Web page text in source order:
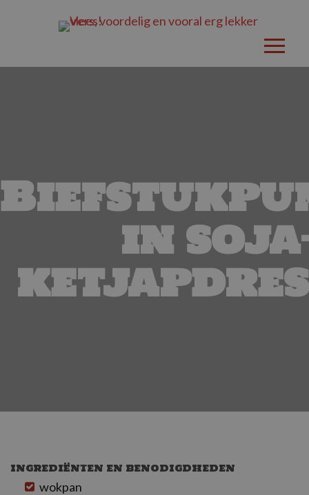
in
INGREDIËNTEN EN BENODIGDHEDEN
wokpan